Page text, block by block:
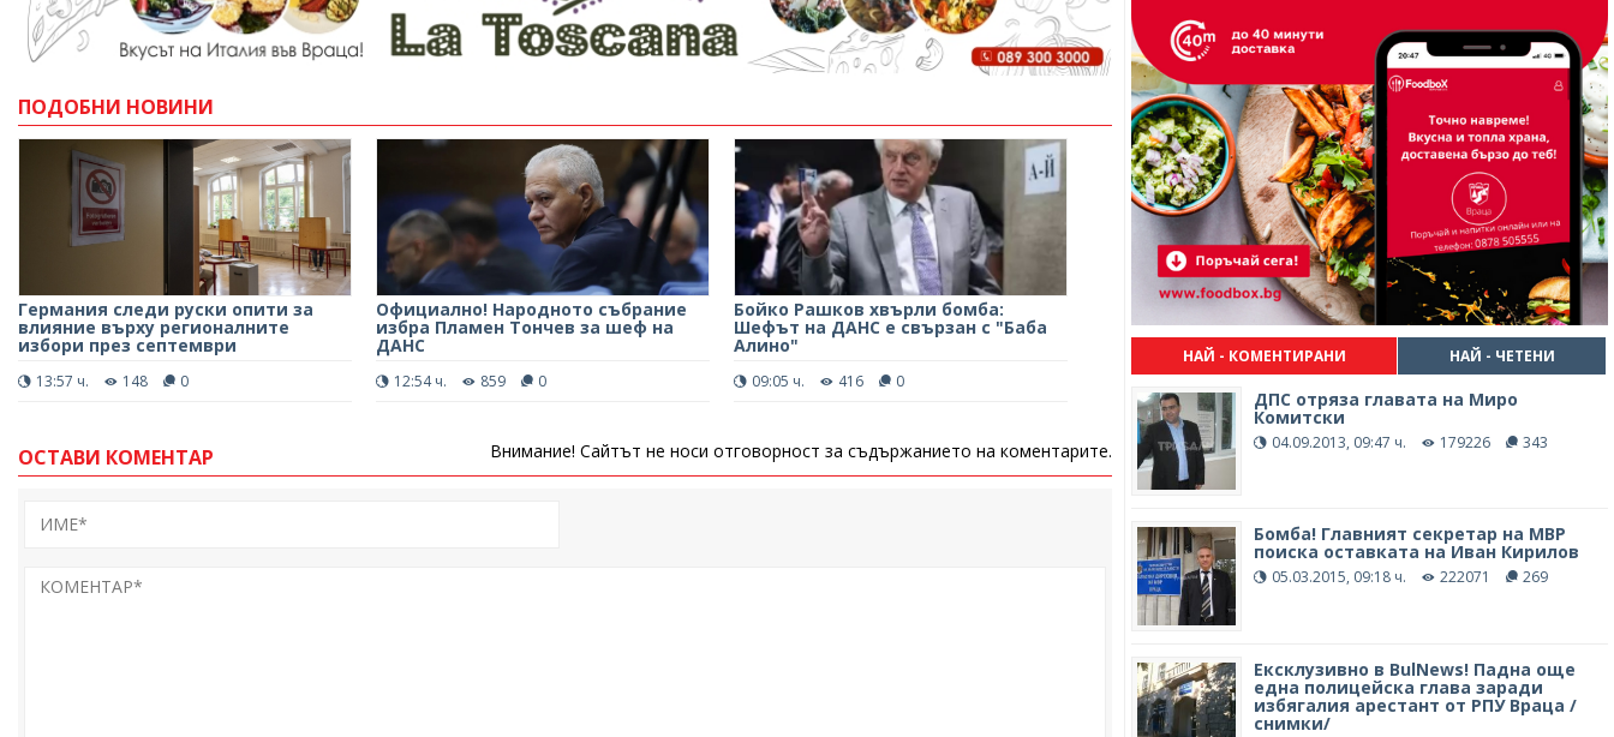
ПОДОБНИ НОВИНИ
Германия следи руски опити за
влияние върху регионалните
избори през септември
13:57 ч. 148 0
Официално! Народното събрание
избра Пламен Тончев за шеф на
ДАНС
12:54 ч. 859 0
Бойко Рашков хвърли бомба:
Шефът на ДАНС е свързан с "Баба
Алино"
09:05 ч. 416 0
ОСТАВИ КОМЕНТАР Внимание! Сайтът не носи отговорност за съдържанието на коментарите.
НАЙ - КОМЕНТИРАНИ НАЙ - ЧЕТЕНИ
ДПС отряза главата на Миро
Комитски
04.09.2013, 09:47 ч. 179226 343
Бомба! Главният секретар на МВР
поиска оставката на Иван Кирилов
05.03.2015, 09:18 ч. 222071 269
Ексклузивно в BulNews! Падна още
една полицейска глава заради
избягалия арестант от РПУ Враца /
снимки/